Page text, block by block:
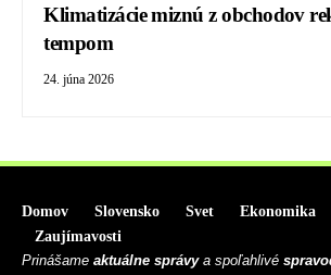
Klimatizácie miznú z obchodov
tempom
24. júna 2026
Domov Slovensko Svet Ekonomika
Zaujímavosti
Prinášame aktuálne správya spoľahlivé